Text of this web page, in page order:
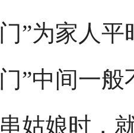
门”为家人平
门”中间一
串姑娘时，